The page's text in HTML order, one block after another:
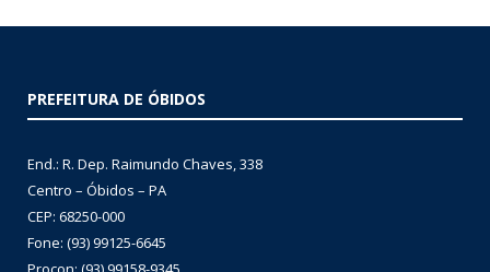
PREFEITURA DE ÓBIDOS
End.: R. Dep. Raimundo Chaves, 338
Centro – Óbidos – PA
CEP: 68250-000
Fone: (93) 99125-6645